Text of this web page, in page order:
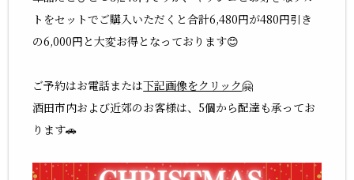
トをセットでご購入いただくと合計6,480円が480円引き
の6,000円と大変お得となっております😊️
ご予約はお電話または下記画像をクリック🤗️
酒田市内および近郊のお客様は、5個から配達も承ってお
ります🚗️